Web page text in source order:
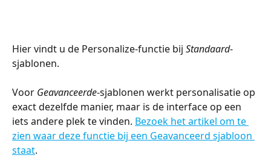
Hier vindt u de Personalize-functie bij Standaard-
sjablonen.
Voor Geavanceerde-sjablonen werkt personalisatie op
exact dezelfde manier, maar is de interface op een
iets andere plek te vinden. Bezoek het artikel om te
zien waar deze functie bij een Geavanceerd sjabloon
staat.